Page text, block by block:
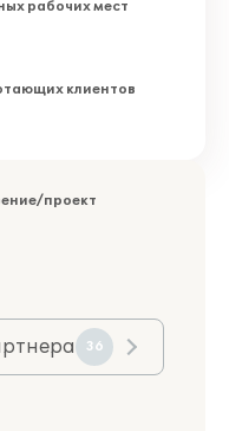
рабочих мест
клиентов
проект
36